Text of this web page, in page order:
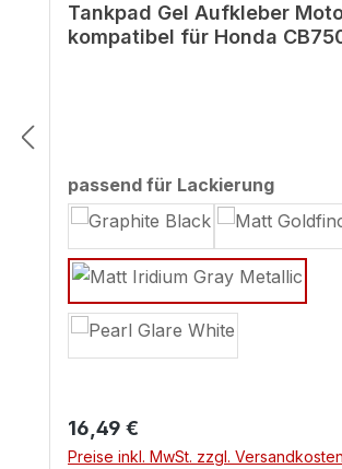
Tankpad Gel Aufkleber
kompatibel für Honda
passend für Lackierung
Regulärer Preis:
16,49 €
Preise inkl. MwSt. zzgl. Versandkosten